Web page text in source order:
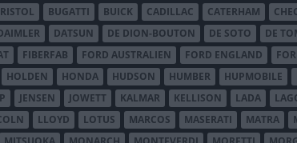
BUGATTI BUICK CADILLAC CATERHAM
DATSUN DE DION-BOUTON DE SOTO DE
FIBERFAB FORD AUSTRALIEN FORD ENGLAND
HOLDEN HONDA HUDSON HUMBER HUPMOBILE
JENSEN JOWETT KALMAR KELLISON LADA
LLOYD LOTUS MARCOS MASERATI MATRA